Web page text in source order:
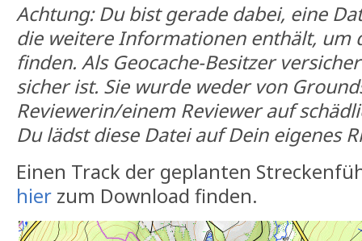
Achtung: Du bist gerade dabei, eine
die weitere Informationen enthält, um
finden. Als Geocache-Besitzer
sicher ist. Sie wurde weder von
Reviewerin/einem Reviewer auf
Du lädst diese Datei auf Dein eigenes
Einen Track der geplanten
hier zum Download finden.